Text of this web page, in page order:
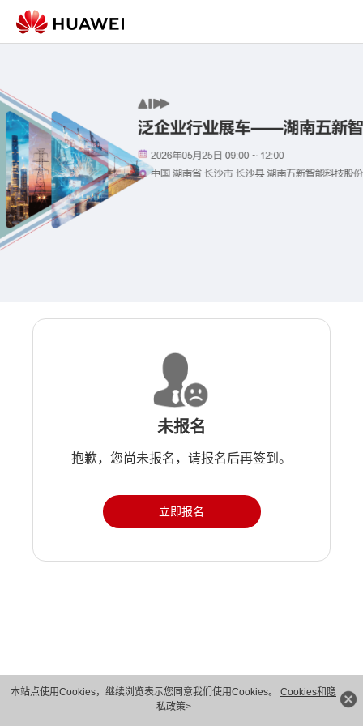
本站点使用Cookies，继续浏览表示您同意我们使用Cookies。 Cookies和隐
私政策>
未报名
抱歉，您尚未报名，请报名后再签到。
立即报名
版权所有 © 华为技术有限公司 1998-2026。 保留一切权利。粤A2-20044005号
隐私保护
法律声明